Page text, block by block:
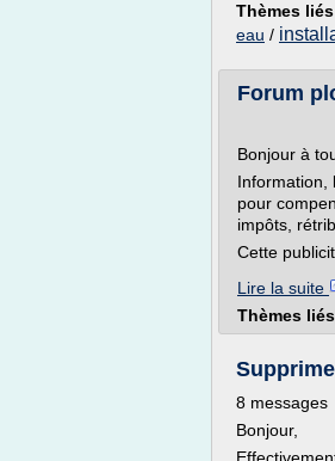
Thèmes
eau /
Forum
Bonjour à
Information,
pour
impôts,
Cette
Lire la suite
Thèmes
8 messages
Bonjour,